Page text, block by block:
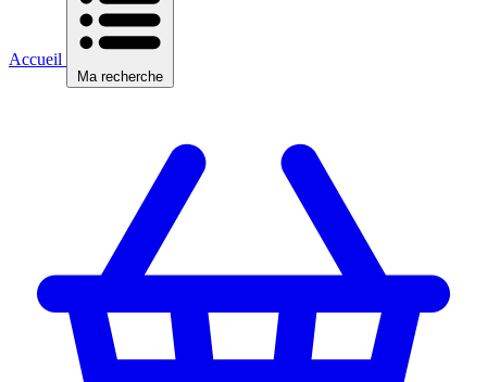
Accueil
Ma recherche